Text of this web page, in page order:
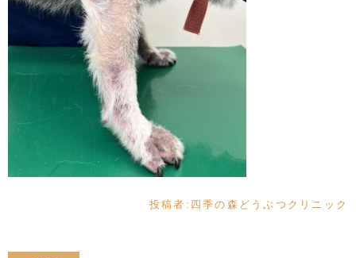
投稿者: 四季の森どうぶつクリニック